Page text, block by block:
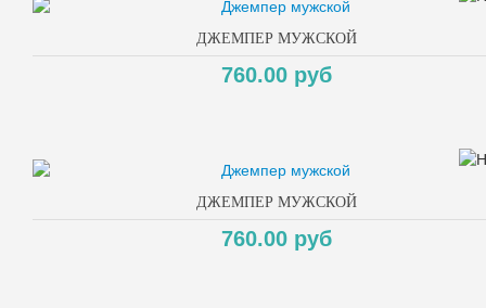
ДЖЕМПЕР МУЖСКОЙ
760.00 руб
ДЖЕМПЕР МУЖСКОЙ
760.00 руб